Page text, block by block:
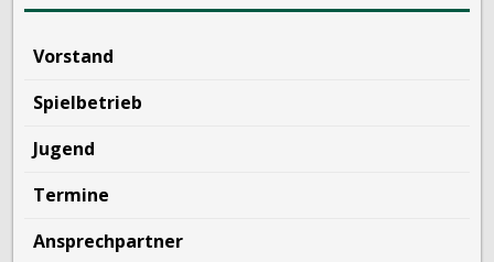
Vorstand
Spielbetrieb
Jugend
Termine
Ansprechpartner